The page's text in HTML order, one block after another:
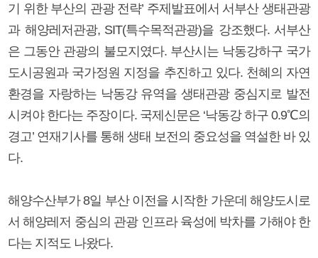
기 위한 부산의 관광 전략’ 주제발표에서 서부산 생태관광
과 해양레저관광, SIT(특수목적관광)을 강조했다. 서부산
은 그동안 관광의 불모지였다. 부산시는 낙동강하구 국가
도시공원과 국가정원 지정을 추진하고 있다. 천혜의 자연
환경을 자랑하는 낙동강 유역을 생태관광 중심지로 발전
시켜야 한다는 주장이다. 국제신문은 ‘낙동강 하구 0.9℃의
경고’ 연재기사를 통해 생태 보전의 중요성을 역설한 바 있
다.
해양수산부가 8일 부산 이전을 시작한 가운데 해양도시로
서 해양레저 중심의 관광 인프라 육성에 박차를 가해야 한
다는 지적도 나왔다.